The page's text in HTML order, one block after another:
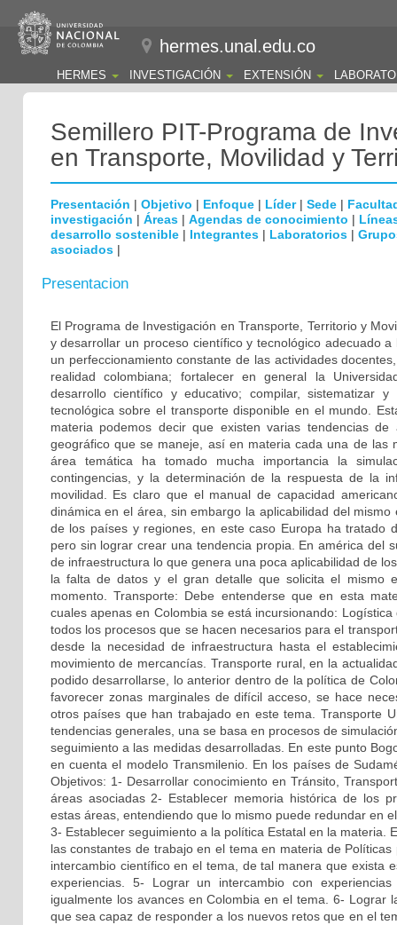
hermes.unal.edu.co
HERMES INVESTIGACIÓN EXTENSIÓN
Semillero PIT-Programa de
en Transporte, Movilidad y
Presentación | Objetivo | Enfoque | Líder| Sede |
investigación | Áreas | Agendas de conocimiento |
desarrollo sostenible | Integrantes | Laboratorios |
asociados |
Presentacion
El Programa de Investigación en Transporte, Territorio y
y desarrollar un proceso científico y tecnológico adecuado
un perfeccionamiento constante de las actividades
realidad colombiana; fortalecer en general la
desarrollo científico y educativo; compilar, sistematizar
tecnológica sobre el transporte disponible en el mundo.
materia podemos decir que existen varias tendencias
geográfico que se maneje, así en materia cada una de las
área temática ha tomado mucha importancia la
contingencias, y la determinación de la respuesta de la
movilidad. Es claro que el manual de capacidad
dinámica en el área, sin embargo la aplicabilidad del
de los países y regiones, en este caso Europa ha tratado
pero sin lograr crear una tendencia propia. En américa del
de infraestructura lo que genera una poca aplicabilidad de
la falta de datos y el gran detalle que solicita el mismo
momento. Transporte: Debe entenderse que en esta
cuales apenas en Colombia se está incursionando:
todos los procesos que se hacen necesarios para el
desde la necesidad de infraestructura hasta el
movimiento de mercancías. Transporte rural, en la
podido desarrollarse, lo anterior dentro de la política de
favorecer zonas marginales de difícil acceso, se hace
otros países que han trabajado en este tema. Transporte
tendencias generales, una se basa en procesos de
seguimiento a las medidas desarrolladas. En este punto
en cuenta el modelo Transmilenio. En los países de
Objetivos: 1- Desarrollar conocimiento en Tránsito,
áreas asociadas 2- Establecer memoria histórica de los
estas áreas, entendiendo que lo mismo puede redundar en
3- Establecer seguimiento a la política Estatal en la materia.
las constantes de trabajo en el tema en materia de
intercambio científico en el tema, de tal manera que exista
experiencias. 5- Lograr un intercambio con
igualmente los avances en Colombia en el tema. 6- Lograr
que sea capaz de responder a los nuevos retos que en el